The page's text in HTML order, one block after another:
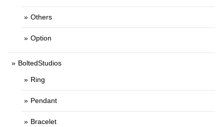
Others
Option
BoltedStudios
Ring
Pendant
Bracelet